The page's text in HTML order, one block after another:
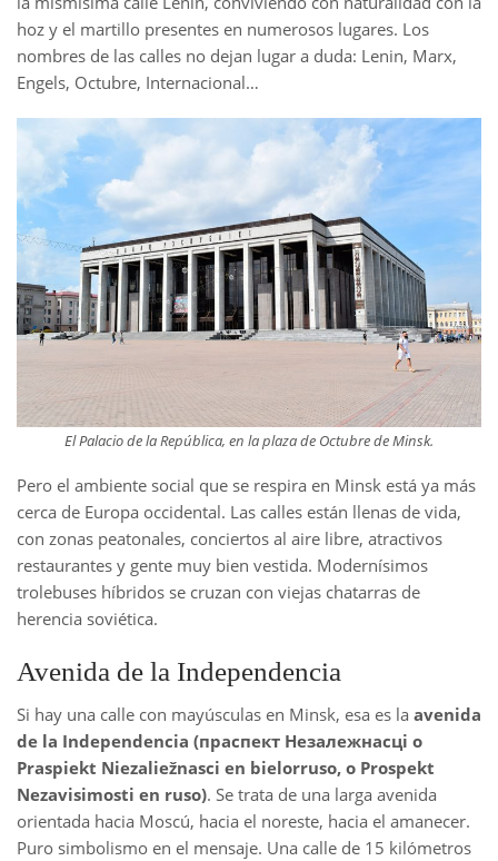
hoz y el martillo presentes en numerosos lugares. Los
nombres de las calles no dejan lugar a duda: Lenin, Marx,
Engels, Octubre, Internacional…
El Palacio de la República, en la plaza de Octubre de Minsk.
Pero el ambiente social que se respira en Minsk está ya más
cerca de Europa occidental. Las calles están llenas de vida,
con zonas peatonales, conciertos al aire libre, atractivos
restaurantes y gente muy bien vestida. Modernísimos
trolebuses híbridos se cruzan con viejas chatarras de
herencia soviética.
Avenida de la Independencia
Si hay una calle con mayúsculas en Minsk, esa es la avenida
de la Independencia (праспект Незалежнасці o
Praspiekt Niezaliežnasci en bielorruso, o Prospekt
Nezavisimosti en ruso). Se trata de una larga avenida
orientada hacia Moscú, hacia el noreste, hacia el amanecer.
Puro simbolismo en el mensaje. Una calle de 15 kilómetros